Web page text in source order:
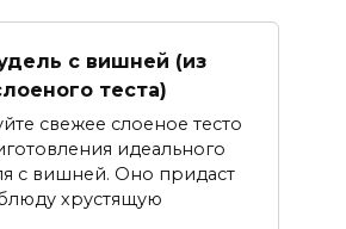
с вишней (из
теста)
свежее слоеное тесто
идеального
с вишней. Оно придаст
хрустящую